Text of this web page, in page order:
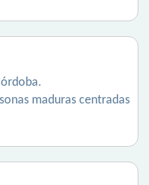
maduras centradas